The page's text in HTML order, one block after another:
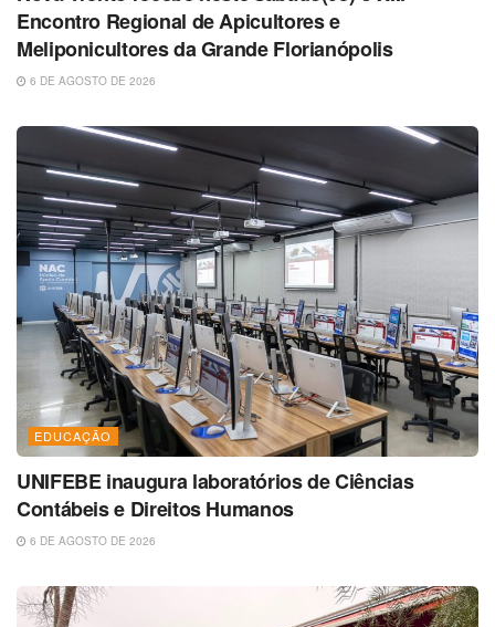
Encontro Regional de Apicultores e
Meliponicultores da Grande Florianópolis
6 DE AGOSTO DE 2026
EDUCAÇÃO
UNIFEBE inaugura laboratórios de Ciências
Contábeis e Direitos Humanos
6 DE AGOSTO DE 2026